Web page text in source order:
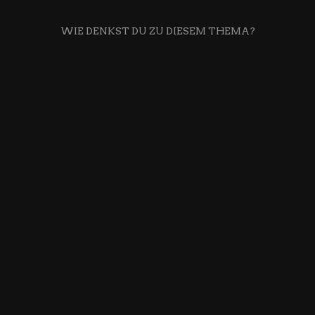
WIE DENKST DU ZU DIESEM THEMA?